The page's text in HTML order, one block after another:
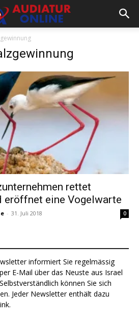
rettet
eröffnet eine Vogelwarte
- 31. Juli 2018 0
informiert Sie regelmässig
E-Mail über das Neuste aus Israel
können Sie sich
Jeder Newsletter enthält dazu